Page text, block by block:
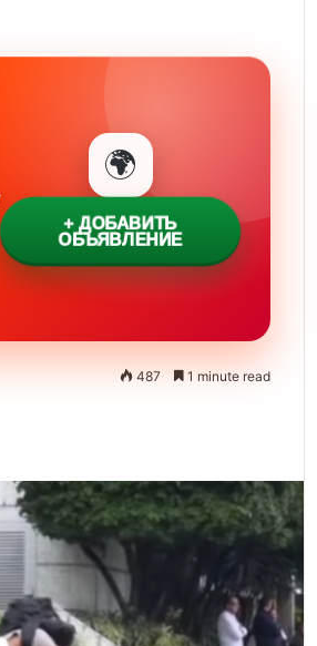
🌍
+ ДОБАВИТЬ
ОБЪЯВЛЕНИЕ
487 1 minute read